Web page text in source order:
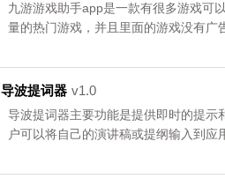
九游游戏助手app是一款有很多游戏可
量的热门游戏，并且里面的游戏没有
下载九游游戏助手app试试吧。<br />
<br />
导波提词器 v1.0
导波提词器主要功能是提供即时的提示
户可以将自己的演讲稿或提纲输入到
漏或忘记重要的点。资源均来自官网，